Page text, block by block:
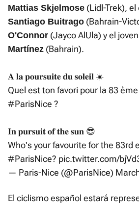
Mattias Skjelmose (Lidl-Trek),
Santiago Buitrago (Bahrain-
O'Connor (Jayco AlUla) y el
Martínez (Bahrain).
𝐀 𝐥𝐚 𝐩𝐨𝐮𝐫𝐬𝐮𝐢𝐭𝐞 𝐝𝐮 𝐬𝐨𝐥𝐞𝐢𝐥 ☀️
Quel est ton favori pour la 83
#ParisNice ?
𝐈𝐧 𝐩𝐮𝐫𝐬𝐮𝐢𝐭 𝐨𝐟 𝐭𝐡𝐞 𝐬𝐮𝐧 😎
Who's your favourite for the 83rd
#ParisNice? pic.twitter.com/
— Paris-Nice (@ParisNice)
El ciclismo español estará